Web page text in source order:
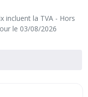
incluent la TVA - Hors
le 03/08/2026